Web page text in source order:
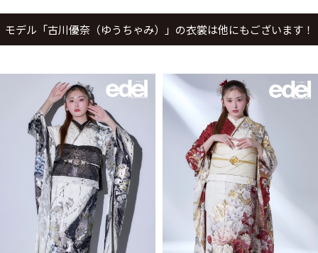
モデル「古川優奈（ゆうちゃみ）」の衣裳は他にもございます！